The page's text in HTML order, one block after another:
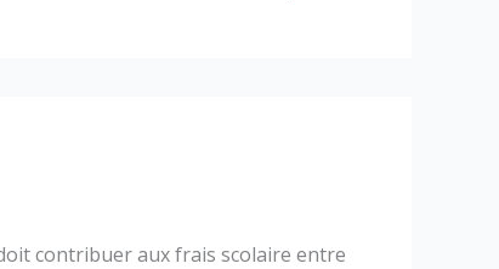
contribuer aux frais scolaire entre